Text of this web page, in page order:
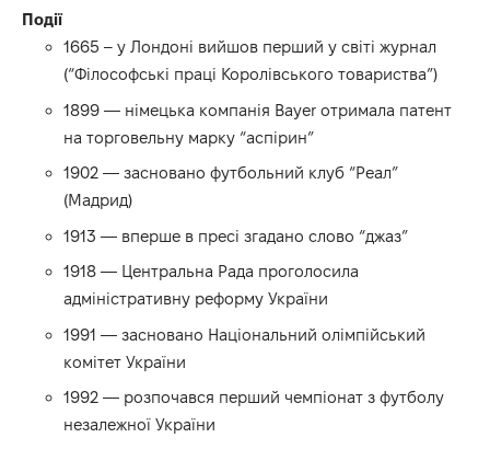
Події
1665 – у Лондоні вийшов перший у світі журнал
(“Філософські праці Королівського товариства”)
1899 — німецька компанія Bayer отримала патент
на торговельну марку “аспірин”
1902 — засновано футбольний клуб “Реал”
(Мадрид)
1913 — вперше в пресі згадано слово “джаз”
1918 — Центральна Рада проголосила
адміністративну реформу України
1991 — засновано Національний олімпійський
комітет України
1992 — розпочався перший чемпіонат з футболу
незалежної України